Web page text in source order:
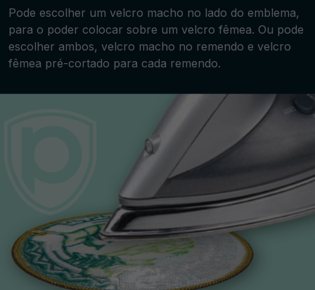
Pode escolher um velcro macho no lado do emblema,
para o poder colocar sobre um velcro fêmea. Ou pode
escolher ambos, velcro macho no remendo e velcro
fêmea pré-cortado para cada remendo.